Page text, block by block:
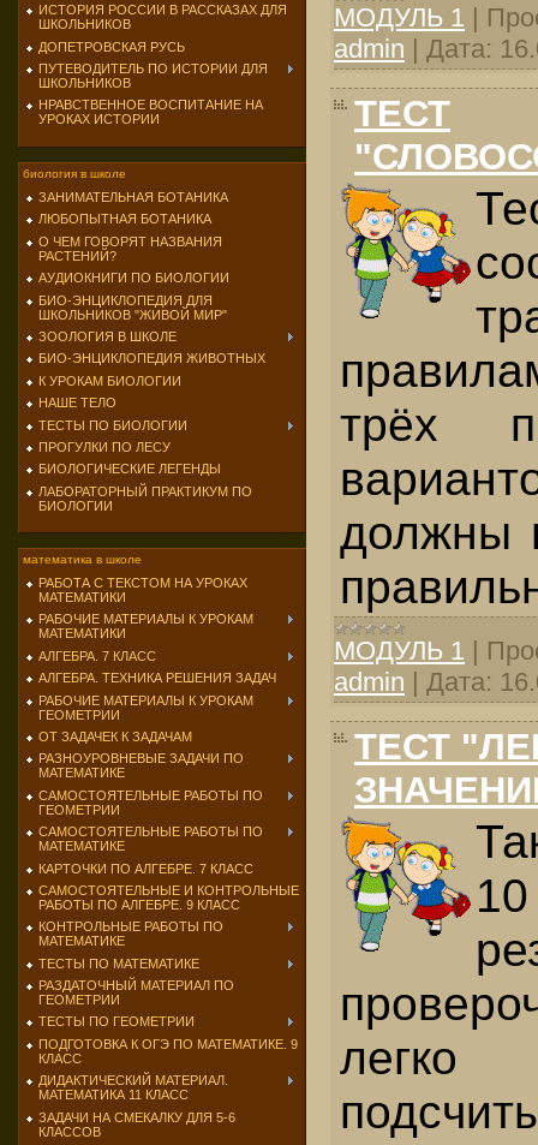
ИСТОРИЯ РОССИИ В РАССКАЗАХ ДЛЯ
ШКОЛЬНИКОВ
ДОПЕТРОВСКАЯ РУСЬ
ПУТЕВОДИТЕЛЬ ПО ИСТОРИИ ДЛЯ
ШКОЛЬНИКОВ
НРАВСТВЕННОЕ ВОСПИТАНИЕ НА
УРОКАХ ИСТОРИИ
биология в школе
ЗАНИМАТЕЛЬНАЯ БОТАНИКА
ЛЮБОПЫТНАЯ БОТАНИКА
О ЧЕМ ГОВОРЯТ НАЗВАНИЯ
РАСТЕНИЙ?
АУДИОКНИГИ ПО БИОЛОГИИ
БИО-ЭНЦИКЛОПЕДИЯ ДЛЯ
ШКОЛЬНИКОВ "ЖИВОЙ МИР"
ЗООЛОГИЯ В ШКОЛЕ
БИО-ЭНЦИКЛОПЕДИЯ ЖИВОТНЫХ
К УРОКАМ БИОЛОГИИ
НАШЕ ТЕЛО
ТЕСТЫ ПО БИОЛОГИИ
ПРОГУЛКИ ПО ЛЕСУ
БИОЛОГИЧЕСКИЕ ЛЕГЕНДЫ
ЛАБОРАТОРНЫЙ ПРАКТИКУМ ПО
БИОЛОГИИ
математика в школе
РАБОТА С ТЕКСТОМ НА УРОКАХ
МАТЕМАТИКИ
РАБОЧИЕ МАТЕРИАЛЫ К УРОКАМ
МАТЕМАТИКИ
АЛГЕБРА. 7 КЛАСС
АЛГЕБРА. ТЕХНИКА РЕШЕНИЯ ЗАДАЧ
РАБОЧИЕ МАТЕРИАЛЫ К УРОКАМ
ГЕОМЕТРИИ
ОТ ЗАДАЧЕК К ЗАДАЧАМ
РАЗНОУРОВНЕВЫЕ ЗАДАЧИ ПО
МАТЕМАТИКЕ
САМОСТОЯТЕЛЬНЫЕ РАБОТЫ ПО
ГЕОМЕТРИИ
САМОСТОЯТЕЛЬНЫЕ РАБОТЫ ПО
МАТЕМАТИКЕ
КАРТОЧКИ ПО АЛГЕБРЕ. 7 КЛАСС
САМОСТОЯТЕЛЬНЫЕ И КОНТРОЛЬНЫЕ
РАБОТЫ ПО АЛГЕБРЕ. 9 КЛАСС
КОНТРОЛЬНЫЕ РАБОТЫ ПО
МАТЕМАТИКЕ
ТЕСТЫ ПО МАТЕМАТИКЕ
РАЗДАТОЧНЫЙ МАТЕРИАЛ ПО
ГЕОМЕТРИИ
ТЕСТЫ ПО ГЕОМЕТРИИ
ПОДГОТОВКА К ОГЭ ПО МАТЕМАТИКЕ. 9
КЛАСС
ДИДАКТИЧЕСКИЙ МАТЕРИАЛ.
МАТЕМАТИКА 11 КЛАСС
ЗАДАЧИ НА СМЕКАЛКУ ДЛЯ 5-6
КЛАССОВ
МОДУЛЬ 1 |
admin | Дата:
ТЕСТ
трёх
должны
МОДУЛЬ 1 |
admin | Дата:
ТЕСТ
легко